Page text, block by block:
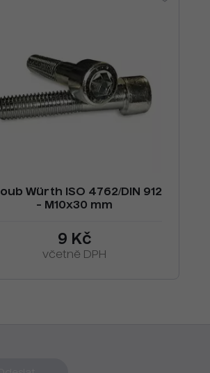
Würth ISO 4762/DIN 912
- M10x30 mm
9 Kč
včetně DPH